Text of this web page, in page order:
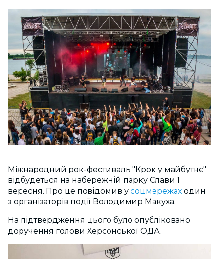
Міжнародний рок-фестиваль "Крок у майбутнє"
відбудеться на набережній парку Слави 1
вересня. Про це повідомив у соцмережах один
з організаторів події Володимир Макуха.
На підтвердження цього було опубліковано
доручення голови Херсонської ОДА.